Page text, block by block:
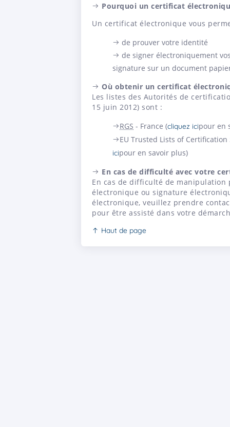
Pourquoi un certificat
Un certificat électronique vous
de prouver votre identité
de signer électroniquement
signature sur un document
Où obtenir un certificat
Les listes des Autorités de
15 juin 2012) sont :
RGS - France (cliquez icipour en
EU Trusted Lists of
icipour en savoir plus)
En cas de difficulté avec votre
En cas de difficulté de
électronique ou signature
électronique, veuillez prendre
pour être assisté dans votre
Haut de page